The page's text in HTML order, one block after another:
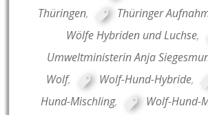
Thüringen,
Thüringer
Wölfe Hybriden und Luchse,
Umweltministerin Anja
Wolf, Wolf-Hund-Hybride,
Hund-Mischling, Wolf-Hund-